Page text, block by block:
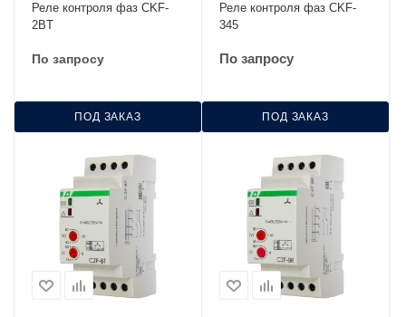
Реле контроля фаз CKF-
2BТ
По запросу
ПОД ЗАКАЗ
Реле контроля фаз CKF-
345
По запросу
ПОД ЗАКАЗ